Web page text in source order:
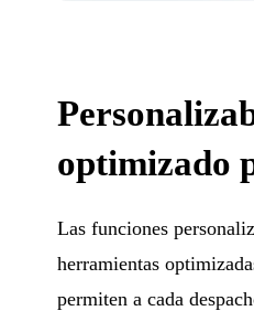
optimizado
Las funciones
herramientas
permiten a cada